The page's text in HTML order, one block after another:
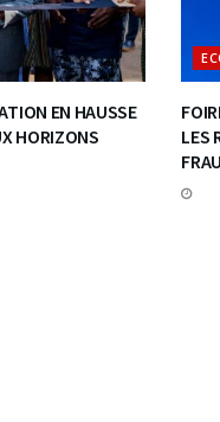
EN HAUSSE
HORIZONS
LES